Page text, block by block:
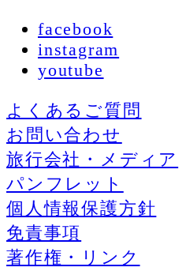
facebook
instagram
youtube
よくあるご質問
お問い合わせ
旅行会社・メディア
パンフレット
個人情報保護方針
免責事項
著作権・リンク